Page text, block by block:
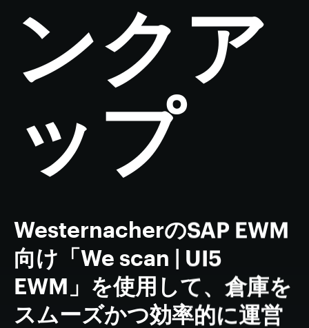
ンクア
ップ
WesternacherのSAP EWM
向け「We scan | UI5
EWM」を使用して、倉庫を
スムーズかつ効率的に運営